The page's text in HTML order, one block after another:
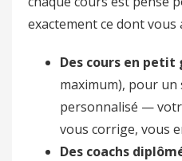
exactement ce dont vous
Des cours en petit
maximum), pour
personnalisé —
vous corrige, vous
Des coachs